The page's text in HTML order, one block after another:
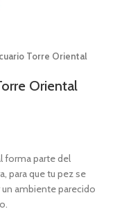
Torre Oriental
Oriental
forma parte del
para que tu pez se
ambiente parecido